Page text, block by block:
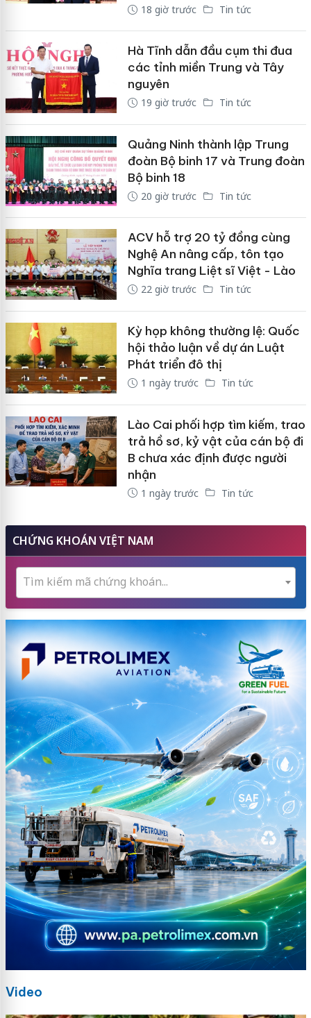
18 giờ trước Tin tức
Hà Tĩnh dẫn đầu cụm thi đua
các tỉnh miền Trung và Tây
nguyên
19 giờ trước Tin tức
Quảng Ninh thành lập Trung
đoàn Bộ binh 17 và Trung đoàn
Bộ binh 18
20 giờ trước Tin tức
ACV hỗ trợ 20 tỷ đồng cùng
Nghệ An nâng cấp, tôn tạo
Nghĩa trang Liệt sĩ Việt - Lào
22 giờ trước Tin tức
Kỳ họp không thường lệ: Quốc
hội thảo luận về dự án Luật
Phát triển đô thị
1 ngày trước Tin tức
Lào Cai phối hợp tìm kiếm, trao
trả hồ sơ, kỷ vật của cán bộ đi
B chưa xác định được người
nhận
1 ngày trước Tin tức
CHỨNG KHOÁN VIỆT NAM
Tìm kiếm mã chứng khoán...
Video